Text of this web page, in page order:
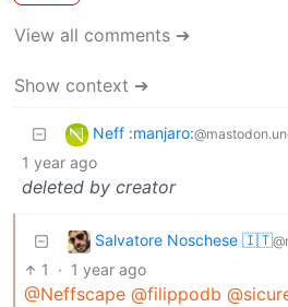
View all comments ➔
Show context ➔
Neff :manjaro:
1 year ago
deleted by creator
Salvatore Noschese 🇮🇹
1 · 1 year ago
@Neffscape @filippodb